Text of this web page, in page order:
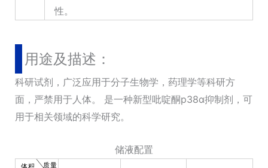
性。
用途及描述：
科研试剂，广泛应用于分子生物学，药理学等科研方
面，严禁用于人体。 是一种新型吡啶酮p38α抑制剂，可
用于相关领域的科学研究。
储液配置